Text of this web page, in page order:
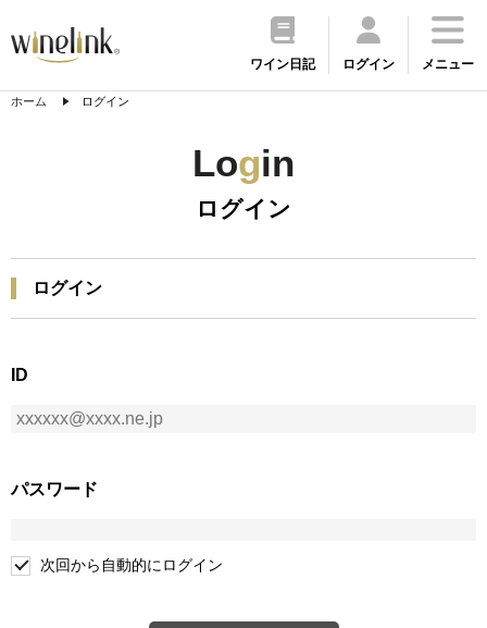
ワイン日記 ログイン メニュー
ホーム ログイン
Login
ログイン
ログイン
ID
パスワード
次回から自動的にログイン